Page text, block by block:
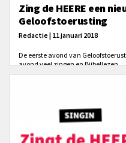
Zing de HEERE een
Geloofstoerusting
Redactie | 11 januari 2018
De eerste avond van
avond veel zingen en Bijbellezen.